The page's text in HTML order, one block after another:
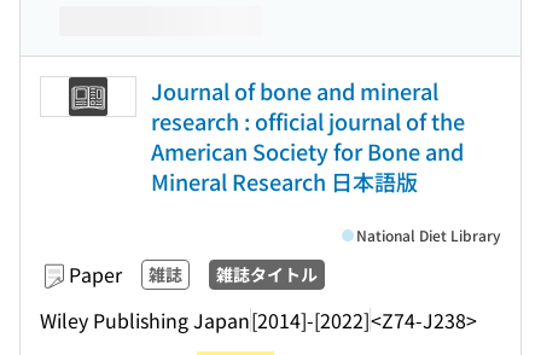
Journal of bone and mineral
research : official journal of the
American Society for Bone and
Mineral Research 日本語版
Paper 雑誌 雑誌タイトル
Wiley Publishing Japan[2014]-[2022]<Z74-J238>
National Diet Library